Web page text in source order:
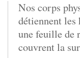
Nos corps
détiennent
une feuille de
couvrent la